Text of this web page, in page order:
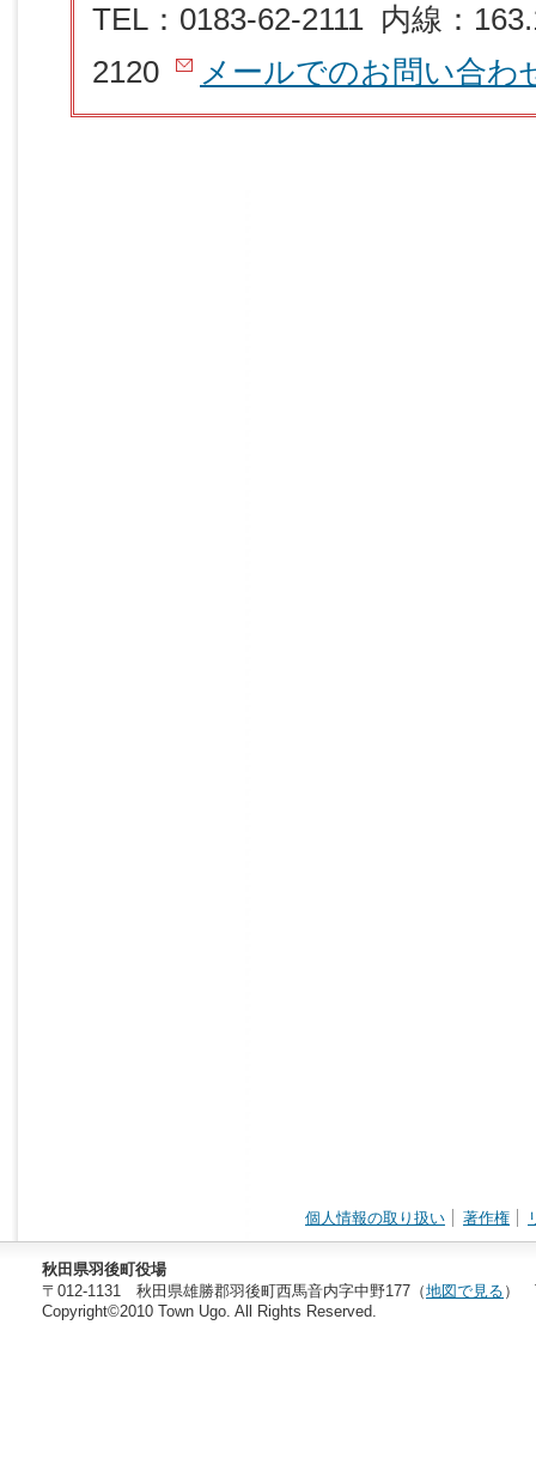
TEL：0183-62-2111 内線：
2120
メールでのお問い合わ
個人情報の取り扱い 著作権
秋田県羽後町役場
〒012-1131 秋田県雄勝郡羽後町西馬音内字中野177（地図で見る ）
Copyright©2010 Town Ugo. All Rights Reserved.